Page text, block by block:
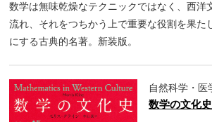
数学は無味乾燥なテクニックではなく、西洋
流れ、それをつちかう上で重要な役割を果た
にする古典的名著。新装版。
自然科学・医
数学の文化史